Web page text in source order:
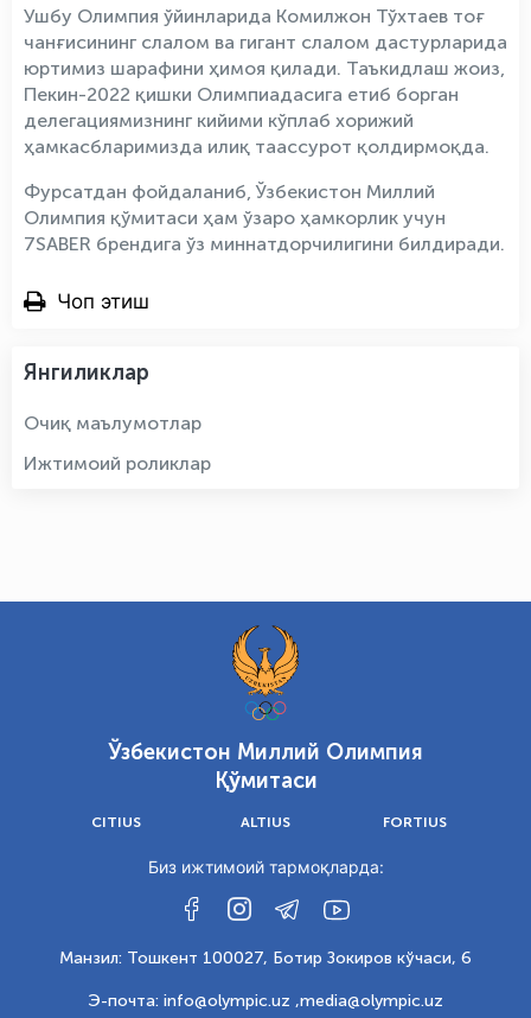
Ушбу Олимпия ўйинларида Комилжон Тўхтаев тоғ
чанғисининг слалом ва гигант слалом дастурларида
юртимиз шарафини ҳимоя қилади. Таъкидлаш жоиз,
Пекин-2022 қишки Олимпиадасига етиб борган
делегациямизнинг кийими кўплаб хорижий
ҳамкасбларимизда илиқ таассурот қолдирмоқда.
Фурсатдан фойдаланиб, Ўзбекистон Миллий
Олимпия қўмитаси ҳам ўзаро ҳамкорлик учун
7SABER брендига ўз миннатдорчилигини билдиради.
Чоп этиш
Янгиликлар
Очиқ маълумотлар
Ижтимоий роликлар
Ўзбекистон Миллий Олимпия
Қўмитаси
CITIUS ALTIUS FORTIUS
Биз ижтимоий тармоқларда:
Манзил: Тошкент 100027, Ботир Зокиров кўчаси, 6
Э-почта: info@olympic.uz ,media@olympic.uz